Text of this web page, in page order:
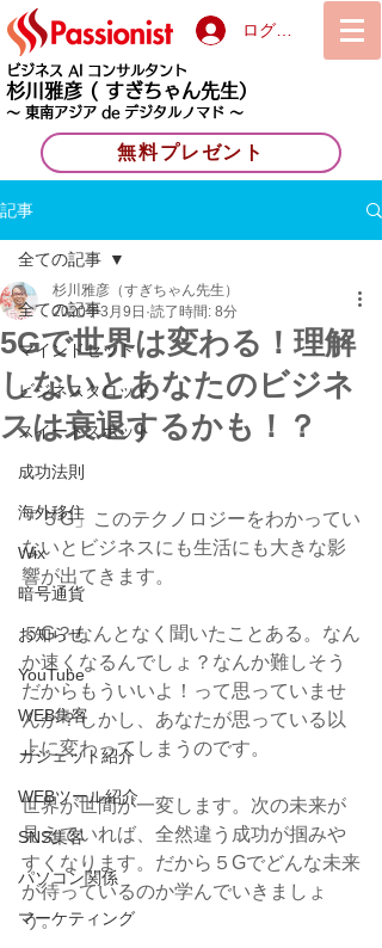
ログイン
ビジネス AI コンサルタント
杉川雅彦 ( すぎちゃん先生）
〜 東南アジア de デジタルノマド 〜
無料プレゼント
記事
全ての記事
マインドセット
ビジネスタロット
スイートスポット
成功法則
海外移住
Wix
暗号通貨
お知らせ
YouTube
WEB集客
ガジェット紹介
WEBツール紹介
SNS集客
パソコン関係
マーケティング
全ての記事
5Gで世界は変わる！理解
しないとあなたのビジネ
スは衰退するかも！？
杉川雅彦（すぎちゃん先生）
2020年3月9日 読了時間: 8分
「５G」このテクノロジーをわかってい
ないとビジネスにも生活にも大きな影
響が出てきます。
５G？なんとなく聞いたことある。なん
か速くなるんでしょ？なんか難しそう
だからもういいよ！って思っていませ
んか？しかし、あなたが思っている以
上に変わってしまうのです。
世界が世間が一変します。次の未来が
見えていれば、全然違う成功が掴みや
すくなります。だから５Gでどんな未来
が待っているのか学んでいきましょ
う。